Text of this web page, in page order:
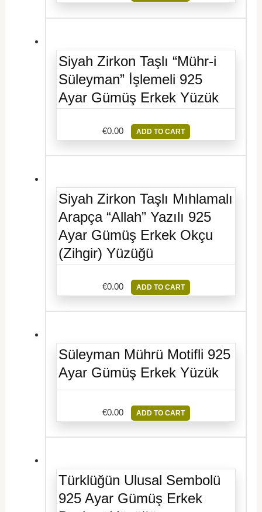
Siyah Zirkon Taşlı “Mühr-i
Süleyman” İşlemeli 925
Ayar Gümüş Erkek Yüzük
€0.00 ADD TO CART
Siyah Zirkon Taşlı Mıhlamalı
Arapça “Allah” Yazılı 925
Ayar Gümüş Erkek Okçu
(Zihgir) Yüzüğü
€0.00 ADD TO CART
Süleyman Mührü Motifli 925
Ayar Gümüş Erkek Yüzük
€0.00 ADD TO CART
Türklüğün Ulusal Sembolü
925 Ayar Gümüş Erkek